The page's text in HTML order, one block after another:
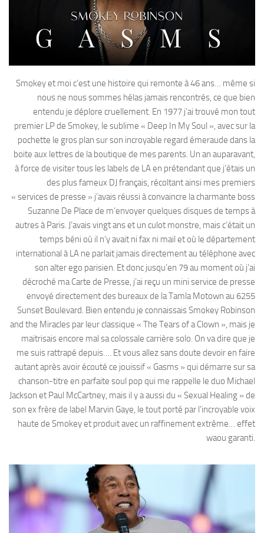
Smokey et moi c’est une histoire qui remonte à 46 ans… même si
nous ne nous sommes hélas jamais rencontrés, ce que bien
entendu je déplore cruellement. En 1977 j’ai trouvé mon tout
premier LP de Smokey, le sublime « Deep In My Soul », avec sur la
pochette le gros plan sur son incroyable regard émeraude dans la
boite aux lettres de la boutique de mes parents. Un an auparavant,
à force de visiter tous les labels de LA en prétendant que j’étais un
des plus fameux DJ français, récoltant ainsi mes premiers
« services de presse » j’avais réussi à convaincre la charmante boss
Suzanne De Place de m’envoyer quelques disques de temps à
autres à Paris. J’avais vingt ans et un culot monstre, mais c’était un
temps béni où il n’y avait ni fax ni mail et où le département
international à LA ne parlait jamais directement au téléphone avec
son alter ego parisien. Et donc jusqu’en 79 au moment où j’ai
décroché ma Carte de Presse, j’ai reçu un mini service de presse
envoyé directement des bureaux de la Tamla Motown au 6255
Sunset Boulevard. Bien entendu je connaissais Smokey Robinson
and the Miracles par leur classique « The Tears of a Clown », mais je
maitrisais encore mal sa colossale carrière solo. On va dire que je
me suis rattrapé depuis…. Et vous allez sans doute devoir en faire
autant après avoir écouté ce jouissif « Gasms » qui démarre sur sa
chanson-titre en parfaite soul pop qui me rappelle le duo Michael
Jackson et Paul McCartney, mais il y a aussi du « Sexual Healing » de
son ex frère de label Marvin Gaye, le tout porté par l’incroyable voix
haute de Smokey et produit avec un raffinement extrême… effet
waou garanti.